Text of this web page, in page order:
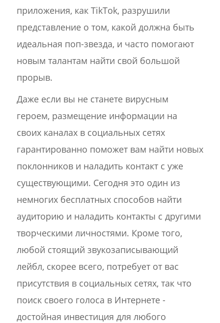
приложения, как TikTok, разрушили
представление о том, какой должна быть
идеальная поп-звезда, и часто помогают
новым талантам найти свой большой
прорыв.
Даже если вы не станете вирусным
героем, размещение информации на
своих каналах в социальных сетях
гарантированно поможет вам найти новых
поклонников и наладить контакт с уже
существующими. Сегодня это один из
немногих бесплатных способов найти
аудиторию и наладить контакты с другими
творческими личностями. Кроме того,
любой стоящий звукозаписывающий
лейбл, скорее всего, потребует от вас
присутствия в социальных сетях, так что
поиск своего голоса в Интернете -
достойная инвестиция для любого